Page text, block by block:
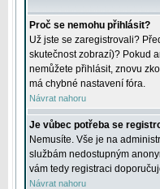
Proč se nemohu přihlásit?
Už jste se zaregistrovali?
skutečnost zobrazí)? Pokud
nemůžete přihlásit, znovu
má chybné nastavení fóra.
Návrat nahoru
Je vůbec potřeba se
Nemusíte. Vše je na
službám nedostupným
vám tedy registraci
Návrat nahoru